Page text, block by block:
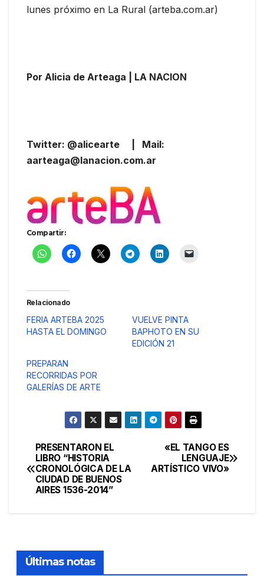
lunes próximo en La Rural (arteba.com.ar)
Por Alicia de Arteaga | LA NACION
Twitter: @alicearte | Mail:
aarteaga@lanacion.com.ar
Compartir:
Relacionado
FERIA ARTEBA 2025
HASTA EL DOMINGO
VUELVE PINTA
BAPHOTO EN SU
EDICIÓN 21
PREPARAN
RECORRIDAS POR
GALERÍAS DE ARTE
Navegación
de
«EL TANGO ES
LENGUAJE
ARTÍSTICO VIVO»
PRESENTARON EL
LIBRO “HISTORIA
CRONOLÓGICA DE LA
CIUDAD DE BUENOS
AIRES 1536-2014”
Últimas notas